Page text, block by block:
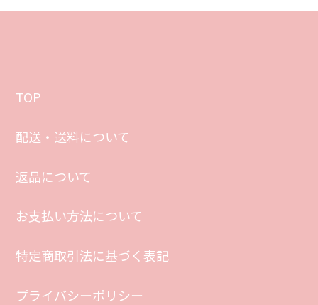
TOP
配送・送料について
返品について
お支払い方法について
特定商取引法に基づく表記
プライバシーポリシー